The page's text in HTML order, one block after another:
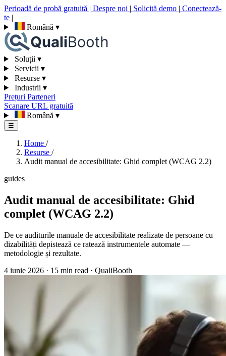
Perioadă de probă gratuită | Despre noi | Solicită demo | Conectează-
te |
Română ▾
Soluții ▾
Servicii ▾
Resurse ▾
Industrii ▾
Prețuri Parteneri
Scanare URL gratuită
Română ▾
☰
Home /
Resurse /
Audit manual de accesibilitate: Ghid complet (WCAG 2.2)
guides
Audit manual de accesibilitate: Ghid
complet (WCAG 2.2)
De ce auditurile manuale de accesibilitate realizate de persoane cu
dizabilități depistează ce ratează instrumentele automate —
metodologie și rezultate.
4 iunie 2026 · 15 min read · QualiBooth